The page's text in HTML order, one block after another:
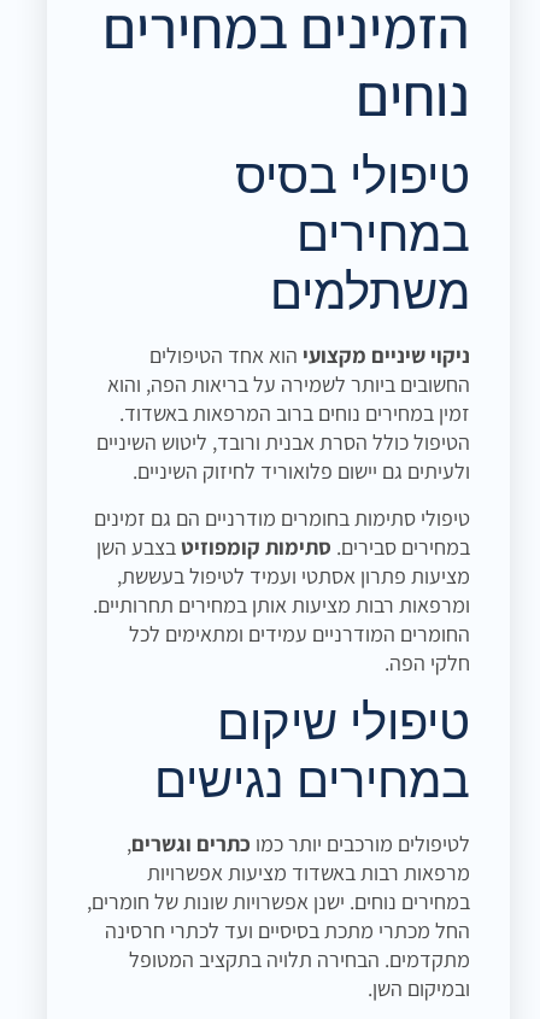
הזמינים במחירים
נוחים
טיפולי בסיס
במחירים
משתלמים
ניקוי שיניים מקצועי הוא אחד הטיפולים
החשובים ביותר לשמירה על בריאות הפה, והוא
זמין במחירים נוחים ברוב המרפאות באשדוד.
הטיפול כולל הסרת אבנית ורובד, ליטוש השיניים
ולעיתים גם יישום פלואוריד לחיזוק השיניים.
טיפולי סתימות בחומרים מודרניים הם גם זמינים
במחירים סבירים. סתימות קומפוזיטבצבע השן
מציעות פתרון אסתטי ועמיד לטיפול בעששת,
ומרפאות רבות מציעות אותן במחירים תחרותיים.
החומרים המודרניים עמידים ומתאימים לכל
חלקי הפה.
טיפולי שיקום
במחירים נגישים
לטיפולים מורכבים יותר כמו כתרים וגשרים,
מרפאות רבות באשדוד מציעות אפשרויות
במחירים נוחים. ישנן אפשרויות שונות של חומרים,
החל מכתרי מתכת בסיסיים ועד לכתרי חרסינה
מתקדמים. הבחירה תלויה בתקציב המטופל
ובמיקום השן.